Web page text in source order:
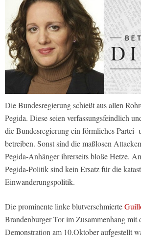
Die Bundesregierung schießt aus allen
Pegida. Diese seien verfassungsfeindlich
die Bundesregierung ein förmliches Partei-
betreiben. Sonst sind die maßlosen
Pegida-Anhänger ihrerseits bloße Hetze.
Pegida-Politik sind kein Ersatz für die
Einwanderungspolitik.
Die prominente linke blutverschmierte
Brandenburger Tor im Zusammenhang
Demonstration am 10.Oktober aufgestellt